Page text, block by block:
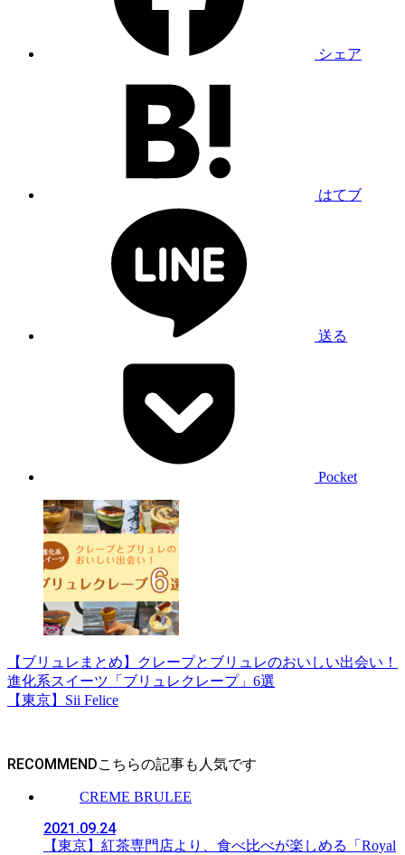
シェア
はてブ
送る
Pocket
【ブリュレまとめ】クレープとブリュレのおいしい出会い！
進化系スイーツ「ブリュレクレープ」6選
【東京】Sii Felice
RECOMMEND
CREME BRULEE
2021.09.24
【東京】紅茶専門店より、食べ比べが楽しめる「Royal